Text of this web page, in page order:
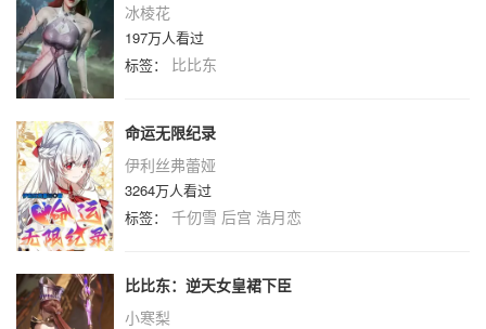
冰棱花
197万人看过
标签： 比比东
命运无限纪录
伊利丝弗蕾娅
3264万人看过
标签： 千仞雪 后宫 浩月恋
比比东：逆天女皇裙下臣
小寒梨